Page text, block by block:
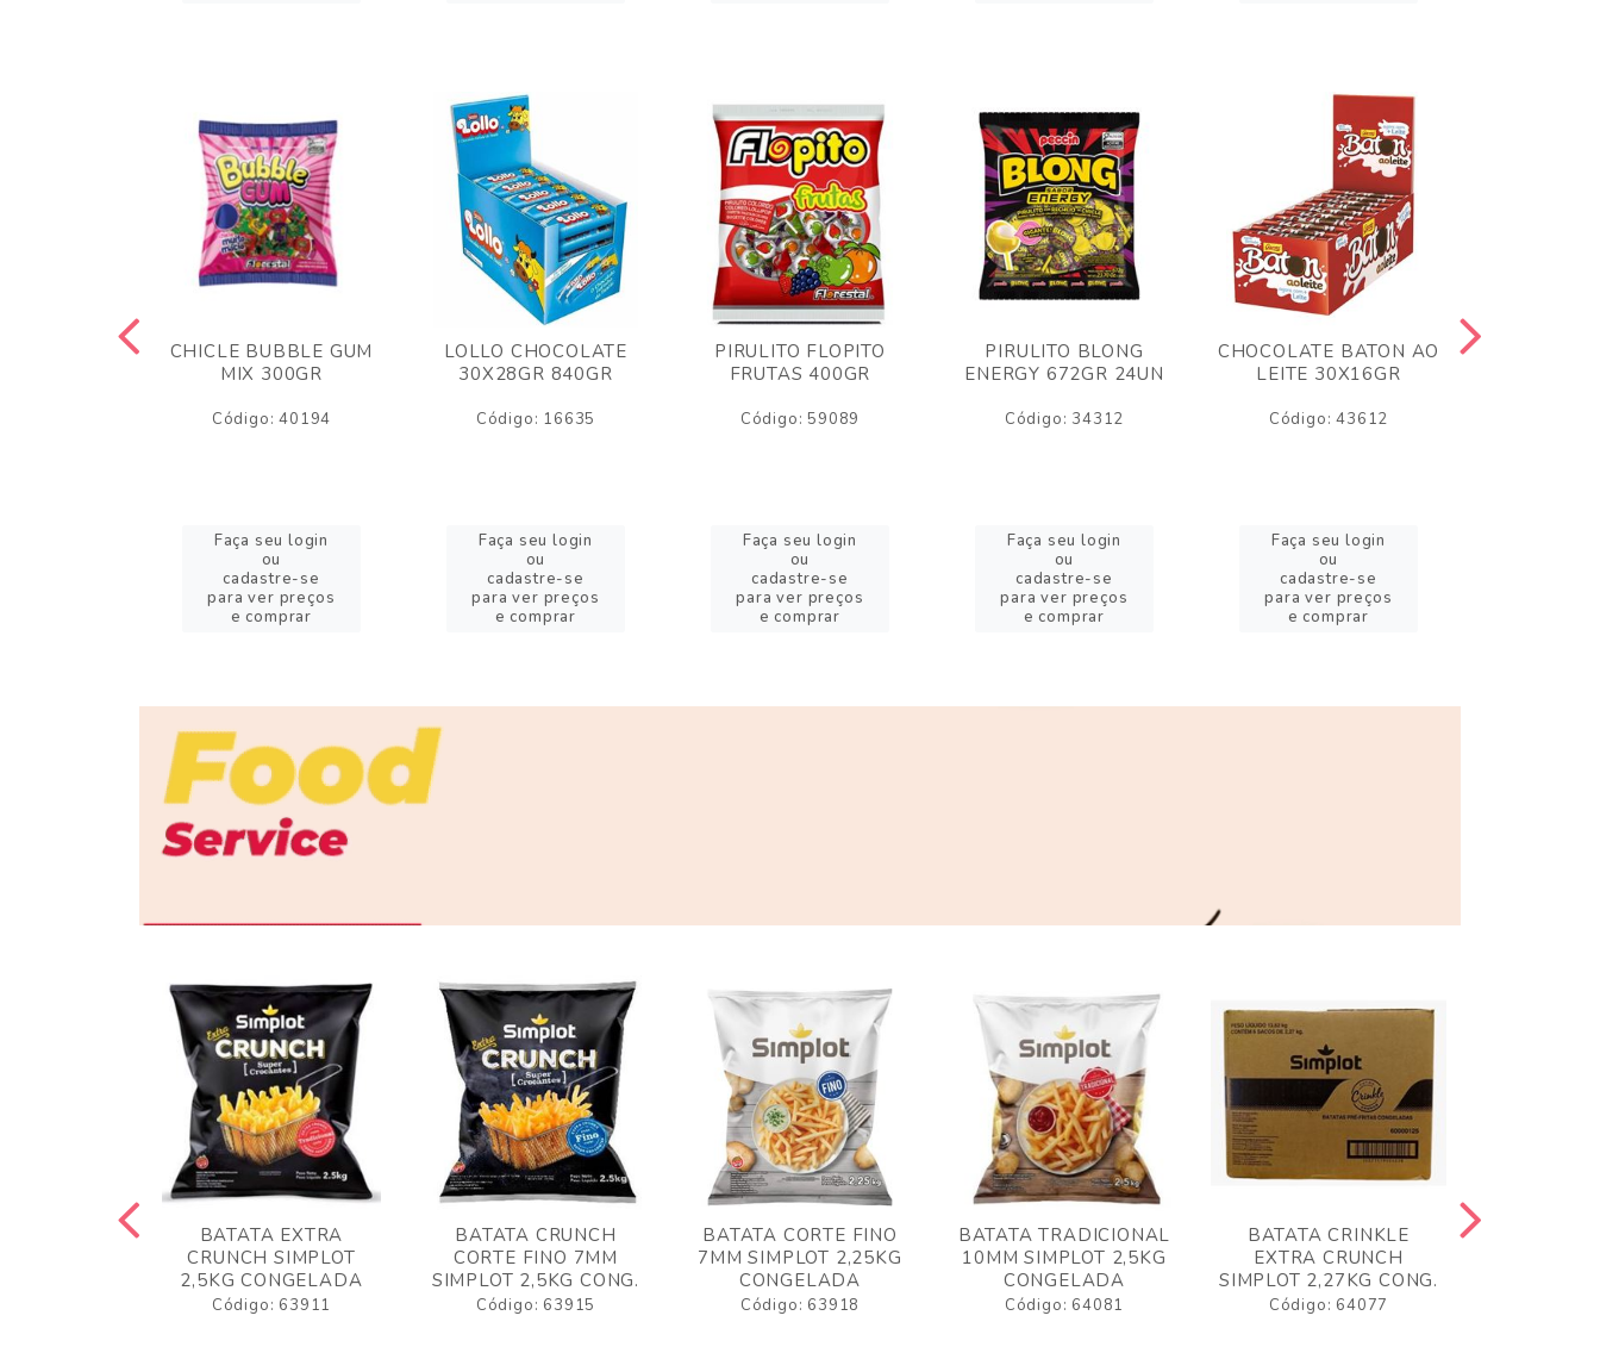
CHICLE BUBBLE GUM
MIX 300GR
Código: 40194
Faça seu login
ou
cadastre-se
para ver preços
e comprar
LOLLO CHOCOLATE
30X28GR 840GR
Código: 16635
Faça seu login
ou
cadastre-se
para ver preços
e comprar
PIRULITO FLOPITO
FRUTAS 400GR
Código: 59089
Faça seu login
ou
cadastre-se
para ver preços
e comprar
PIRULITO BLONG
ENERGY 672GR 24UN
Código: 34312
Faça seu login
ou
cadastre-se
para ver preços
e comprar
CHOCOLATE BATON AO
LEITE 30X16GR
Código: 43612
Faça seu login
ou
cadastre-se
para ver preços
e comprar
BATATA EXTRA
CRUNCH SIMPLOT
2,5KG CONGELADA
Código: 63911
BATATA CRUNCH
CORTE FINO 7MM
SIMPLOT 2,5KG CONG.
Código: 63915
BATATA CORTE FINO
7MM SIMPLOT 2,25KG
CONGELADA
Código: 63918
BATATA TRADICIONAL
10MM SIMPLOT 2,5KG
CONGELADA
Código: 64081
BATATA CRINKLE
EXTRA CRUNCH
SIMPLOT 2,27KG CONG.
Código: 64077